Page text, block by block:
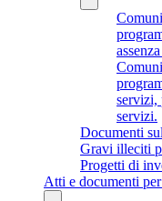
servizi,
servizi.
Documenti
Gravi illeciti
Progetti di
Atti e documenti